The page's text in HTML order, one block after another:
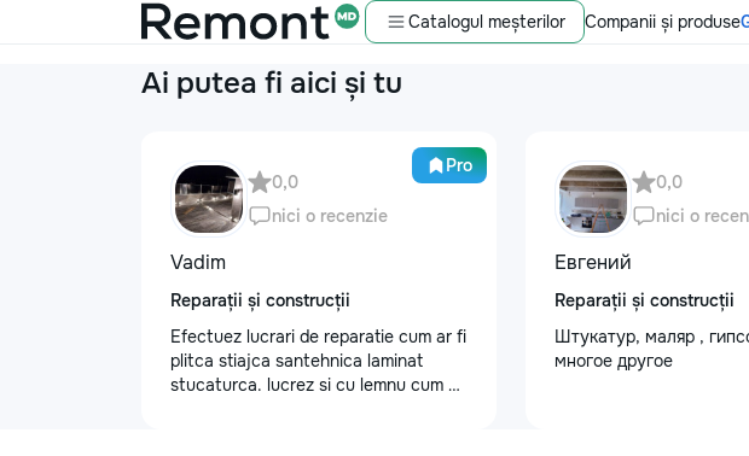
Catalogul meșterilor Companii și produse
Ai putea fi aici și tu
Pro
0,0
nici o recenzie
Vadim
Reparații și construcții
Efectuez lucrari de reparatie cum ar fi
plitca stiajca santehnica laminat
stucaturca. lucrez si cu lemnu cum ar
0,0
nici o
Евгений
Reparații și construcții
Штукатур, маляр ,
многое другое